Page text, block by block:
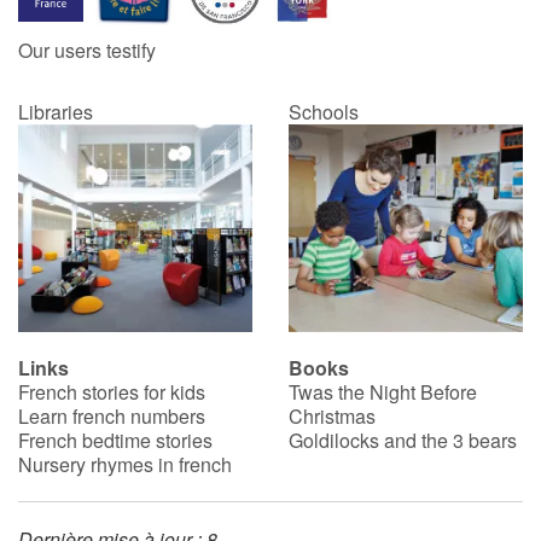
Catalogue anglais
Contraste +
Help
Home
Family
Schools
Libraries
Our users testify
Libraries Schools
Links
French stories for kids
Learn french numbers
French bedtime stories
Nursery rhymes in french
Books
Twas the Night Before
Christmas
Goldilocks and the 3 bears